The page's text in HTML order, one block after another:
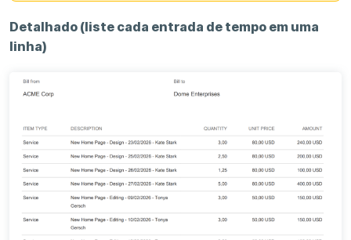
Detalhado (liste cada entrada de tempo em uma
linha)